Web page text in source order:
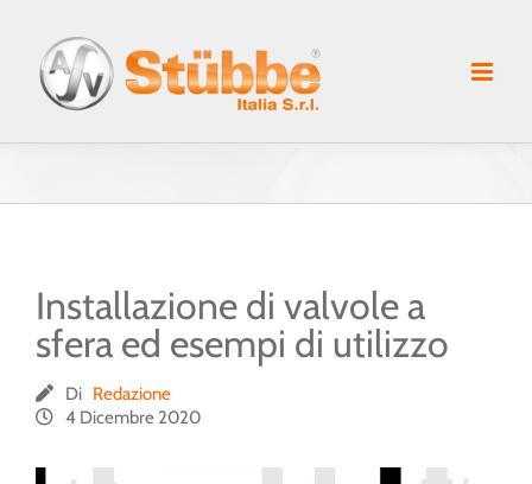
contenuto
Installazione di valvole a
sfera ed esempi di utilizzo
Di Redazione
4 Dicembre 2020
Ingrandisci